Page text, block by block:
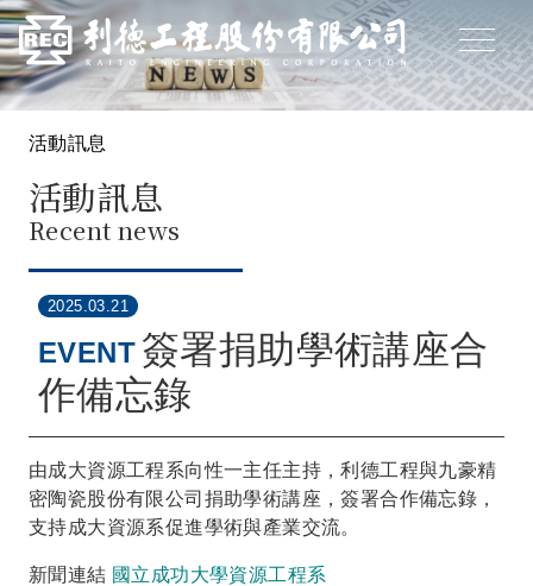
活動訊息
活動訊息
Recent news
2025.03.21
EVENT 簽署捐助學術講座合
作備忘錄
由成大資源工程系向性一主任主持，利德工程與九豪精
密陶瓷股份有限公司捐助學術講座，簽署合作備忘錄，
支持成大資源系促進學術與產業交流。
新聞連結 國立成功大學資源工程系